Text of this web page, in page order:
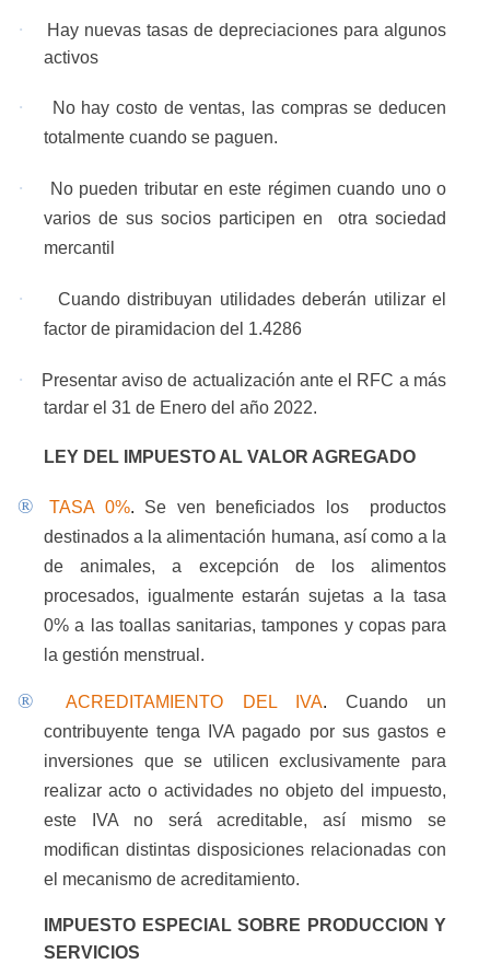
·
Hay nuevas tasas de depreciaciones para algunos
activos
·
No hay costo de ventas, las compras se deducen
totalmente cuando se paguen.
·
No pueden tributar en este régimen cuando uno o
varios de sus socios participen en
otra sociedad
mercantil
·
Cuando distribuyan utilidades deberán utilizar el
factor de piramidacion del 1.4286
·
Presentar aviso de actualización ante el RFC a más
tardar el 31 de Enero del año 2022.
LEY DEL IMPUESTO AL VALOR AGREGADO
® TASA 0%. Se ven beneficiados los
productos
destinados a la alimentación humana, así como a la
de animales, a excepción de los alimentos
procesados, igualmente estarán sujetas a la tasa
0% a las toallas sanitarias, tampones y copas para
la gestión menstrual.
® ACREDITAMIENTO DEL IVA. Cuando un
contribuyente tenga IVA pagado por sus gastos e
inversiones que se utilicen exclusivamente para
realizar acto o actividades no objeto del impuesto,
este IVA no será acreditable, así mismo se
modifican distintas disposiciones relacionadas con
el mecanismo de acreditamiento.
IMPUESTO ESPECIAL SOBRE PRODUCCION Y
SERVICIOS